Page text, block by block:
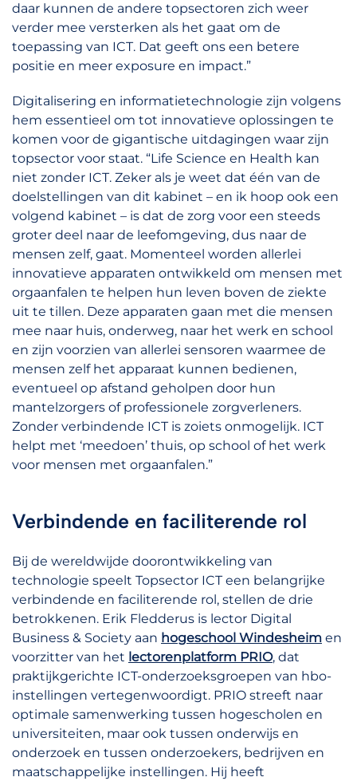
daar kunnen de andere topsectoren zich weer
verder mee versterken als het gaat om de
toepassing van ICT. Dat geeft ons een betere
positie en meer exposure en impact.”
Digitalisering en informatietechnologie zijn volgens
hem essentieel om tot innovatieve oplossingen te
komen voor de gigantische uitdagingen waar zijn
topsector voor staat. “Life Science en Health kan
niet zonder ICT. Zeker als je weet dat één van de
doelstellingen van dit kabinet – en ik hoop ook een
volgend kabinet – is dat de zorg voor een steeds
groter deel naar de leefomgeving, dus naar de
mensen zelf, gaat. Momenteel worden allerlei
innovatieve apparaten ontwikkeld om mensen met
orgaanfalen te helpen hun leven boven de ziekte
uit te tillen. Deze apparaten gaan met die mensen
mee naar huis, onderweg, naar het werk en school
en zijn voorzien van allerlei sensoren waarmee de
mensen zelf het apparaat kunnen bedienen,
eventueel op afstand geholpen door hun
mantelzorgers of professionele zorgverleners.
Zonder verbindende ICT is zoiets onmogelijk. ICT
helpt met ‘meedoen’ thuis, op school of het werk
voor mensen met orgaanfalen.”
Verbindende en faciliterende rol
Bij de wereldwijde doorontwikkeling van
technologie speelt Topsector ICT een belangrijke
verbindende en faciliterende rol, stellen de drie
betrokkenen. Erik Fledderus is lector Digital
Business & Society aan hogeschool Windesheim en
voorzitter van het lectorenplatform PRIO, dat
praktijkgerichte ICT-onderzoeksgroepen van hbo-
instellingen vertegenwoordigt. PRIO streeft naar
optimale samenwerking tussen hogescholen en
universiteiten, maar ook tussen onderwijs en
onderzoek en tussen onderzoekers, bedrijven en
maatschappelijke instellingen. Hij heeft